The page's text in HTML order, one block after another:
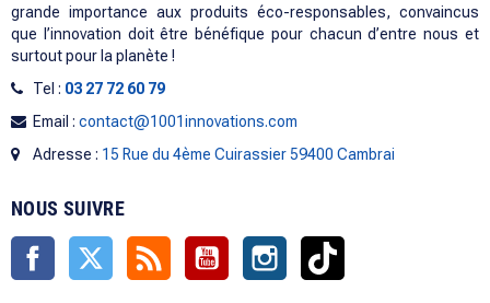
grande importance aux produits éco-responsables, convaincus
que l’innovation doit être bénéfique pour chacun d’entre nous et
surtout pour la planète !
Tel : 03 27 72 60 79
Email : contact@1001innovations.com
Adresse : 15 Rue du 4ème Cuirassier 59400 Cambrai
NOUS SUIVRE
Facebook Twitter Rss YouTube Instagram